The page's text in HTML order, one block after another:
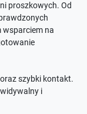
proszkowych. Od
wsparciem na
szybki kontakt.
i